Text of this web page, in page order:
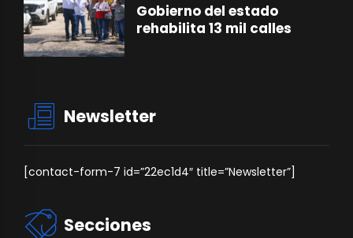
Gobierno del estado
rehabilita 13 mil calles
Newsletter
[contact-form-7 id=”22ec1d4″ title=”Newsletter”]
Secciones